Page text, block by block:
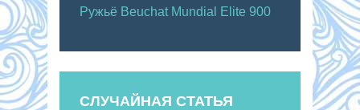
Ружьё Beuchat Mundial Elite 900
СЛУЧАЙНАЯ СТАТЬЯ